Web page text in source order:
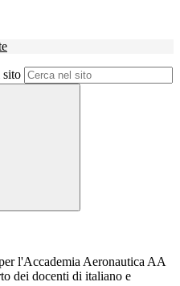
sito
l'Accademia Aeronautica AA
dei docenti di italiano e